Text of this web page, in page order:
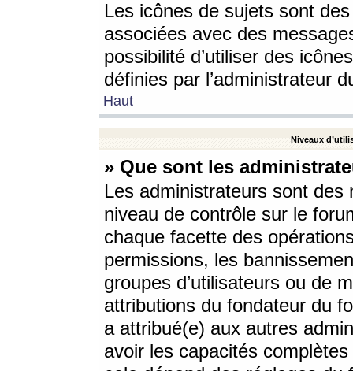
Les icônes de sujets sont
associées avec des
possibilité d’utiliser des
définies par l’administrateur
Haut
Niveaux
» Que sont les
Les administrateurs sont
niveau de contrôle sur le
chaque facette des
permissions, les
groupes d’utilisateurs ou de
attributions du fondateur du
a attribué(e) aux autres
avoir les capacités